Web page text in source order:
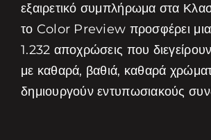
εξαιρετικό συμπλήρωμα στα
το Color Preview προσφέρει
1.232 αποχρώσεις που
με καθαρά, βαθιά, καθαρά
δημιουργούν εντυπωσιακούς